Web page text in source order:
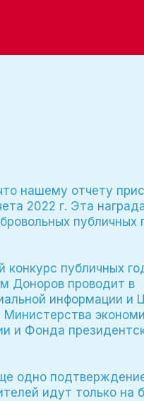
нашему отчету
2022 г. Эта
публичных
конкурс публичных
Доноров проводит в
информации и
и Фонда
одно
идут только на